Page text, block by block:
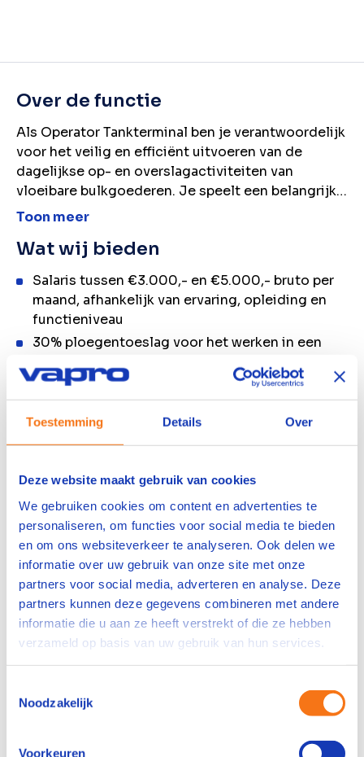
Toestemming Details Over
Deze website maakt gebruik van cookies
We gebruiken cookies om content en advertenties te
personaliseren, om functies voor social media te bieden
en om ons websiteverkeer te analyseren. Ook delen we
informatie over uw gebruik van onze site met onze
partners voor social media, adverteren en analyse. Deze
partners kunnen deze gegevens combineren met andere
informatie die u aan ze heeft verstrekt of die ze hebben
verzameld op basis van uw gebruik van hun services.
Noodzakelijk
Voorkeuren
Over de functie
Als Operator Tankterminal ben je verantwoordelijk
voor het veilig en efficiënt uitvoeren van de
dagelijkse op- en overslagactiviteiten van
vloeibare bulkgoederen. Je speelt een belangrijke
rol binnen de terminal en zorgt ervoor dat laad-,
Toon meer
Wat wij bieden
Salaris tussen €3.000,- en €5.000,- bruto per
maand, afhankelijk van ervaring, opleiding en
functieniveau
30% ploegentoeslag voor het werken in een
Werken binnen een stabiele en groeiende
organisatie in de Rotterdamse haven
Mogelijkheden om jezelf verder te ontwikkelen
binnen de tankopslagsector
Toon meer
Wat wij vragen
VAPRO B of Procesoperator B diploma
Ervaring binnen tankopslag, op- en overslag,
logistiek of procesindustrie
Kennis van veiligheids-, kwaliteits- en
milieuprocedures
Goede beheersing van de Nederlandse taal
Beheersing van de Engelse taal
Flexibele en proactieve werkhouding